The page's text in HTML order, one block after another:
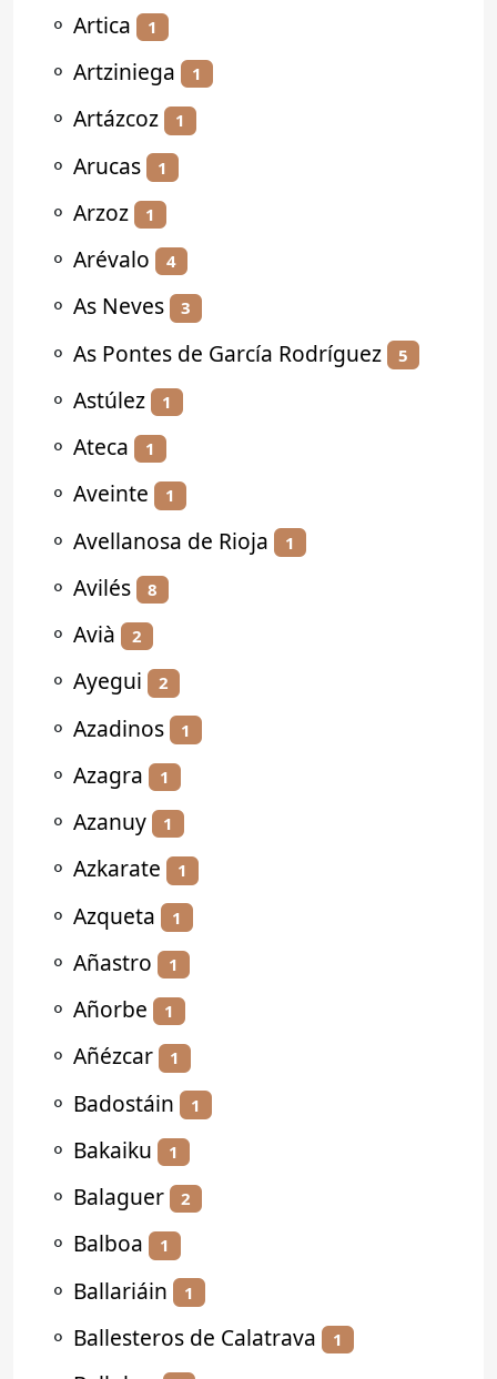
⚬ Artica 1
⚬ Artziniega 1
⚬ Artázcoz 1
⚬ Arucas 1
⚬ Arzoz 1
⚬ Arévalo 4
⚬ As Neves 3
⚬ As Pontes de García Rodríguez 5
⚬ Astúlez 1
⚬ Ateca 1
⚬ Aveinte 1
⚬ Avellanosa de Rioja 1
⚬ Avilés 8
⚬ Avià 2
⚬ Ayegui 2
⚬ Azadinos 1
⚬ Azagra 1
⚬ Azanuy 1
⚬ Azkarate 1
⚬ Azqueta 1
⚬ Añastro 1
⚬ Añorbe 1
⚬ Añézcar 1
⚬ Badostáin 1
⚬ Bakaiku 1
⚬ Balaguer 2
⚬ Balboa 1
⚬ Ballariáin 1
⚬ Ballesteros de Calatrava 1